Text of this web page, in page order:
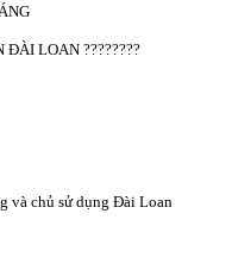
ĐÀI LOAN ????????
và chủ sử dụng Đài Loan